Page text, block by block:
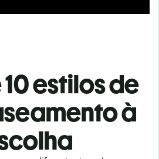
estilos de
à